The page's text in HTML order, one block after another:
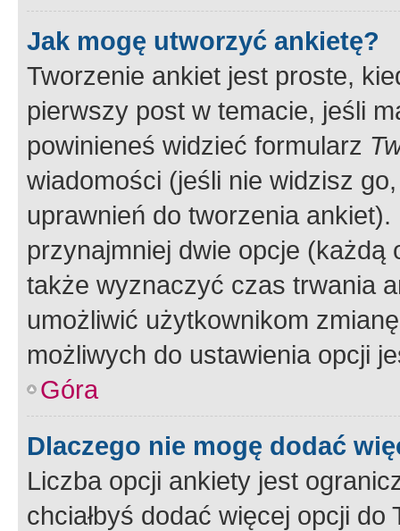
Jak mogę utworzyć ankietę?
Tworzenie ankiet jest proste,
pierwszy post w temacie, jeśli
powinieneś widzieć formularz
wiadomości (jeśli nie widzisz
uprawnień do tworzenia
przynajmniej dwie opcje
także wyznaczyć czas trwania
umożliwić użytkownikom
możliwych do ustawienia opcji
Góra
Dlaczego nie mogę dodać
Liczba opcji ankiety jest
chciałbyś dodać więcej opcji